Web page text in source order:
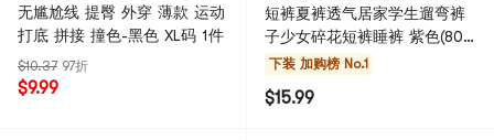
无尴尬线 提臀 外穿 薄款 运动
打底 拼接 撞色-黑色 XL码 1件
$10.37 97折
$9.99
短裤夏裤透气居家学生遛弯裤
子少女碎花短裤睡裤 紫色(80-
134斤) 1件
下装 加购榜 No.1
$15.99